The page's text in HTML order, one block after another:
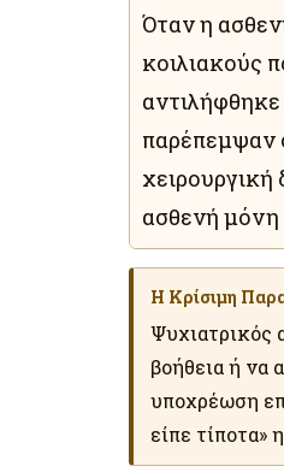
Όταν η
κοιλιακούς
παρέπεμψαν
ασθενή μόνη
Η Κρίσιμη
Ψυχιατρικός
βοήθεια ή να
υποχρέωση
είπε τίποτα»